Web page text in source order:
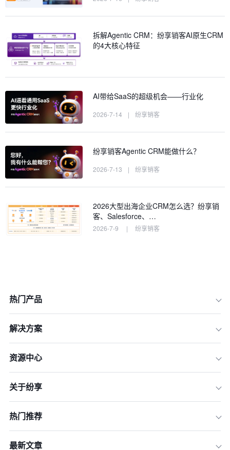
2.提升营销效率的策略
拆解Agentic CRM：纷享销客AI原生CRM
的4大核心特征
AI带给SaaS的超级机会——行业化
2026-7-14 | 纷享销客
纷享销客Agentic CRM能做什么？
2026-7-13 | 纷享销客
2026大型出海企业CRM怎么选？纷享销
客、Salesforce、…
2026-7-9 | 纷享销客
热门产品
解决方案
资源中心
关于纷享
热门推荐
最新文章